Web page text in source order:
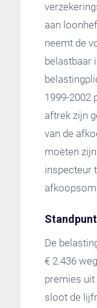
aan
neemt de
belastbaar
1999-2002
aftrek zijn
van de
moeten
inspecteur
De
€ 2.436
premies uit
sloot de